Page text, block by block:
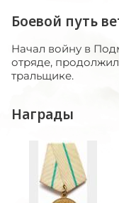
Боевой путь
Начал войну в
отряде,
тральщике.
Награды